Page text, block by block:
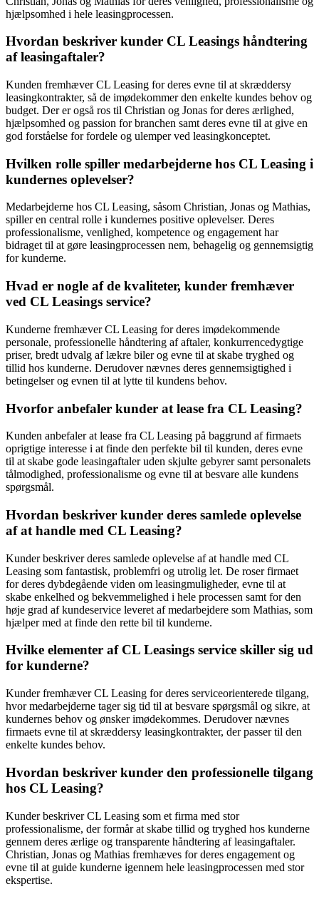
hjælpsomhed i hele leasingprocessen.
Hvordan beskriver kunder CL Leasings håndtering
af leasingaftaler?
Kunden fremhæver CL Leasing for deres evne til at skræddersy
leasingkontrakter, så de imødekommer den enkelte kundes behov og
budget. Der er også ros til Christian og Jonas for deres ærlighed,
hjælpsomhed og passion for branchen samt deres evne til at give en
god forståelse for fordele og ulemper ved leasingkonceptet.
Hvilken rolle spiller medarbejderne hos CL Leasing i
kundernes oplevelser?
Medarbejderne hos CL Leasing, såsom Christian, Jonas og Mathias,
spiller en central rolle i kundernes positive oplevelser. Deres
professionalisme, venlighed, kompetence og engagement har
bidraget til at gøre leasingprocessen nem, behagelig og gennemsigtig
for kunderne.
Hvad er nogle af de kvaliteter, kunder fremhæver
ved CL Leasings service?
Kunderne fremhæver CL Leasing for deres imødekommende
personale, professionelle håndtering af aftaler, konkurrencedygtige
priser, bredt udvalg af lækre biler og evne til at skabe tryghed og
tillid hos kunderne. Derudover nævnes deres gennemsigtighed i
betingelser og evnen til at lytte til kundens behov.
Hvorfor anbefaler kunder at lease fra CL Leasing?
Kunden anbefaler at lease fra CL Leasing på baggrund af firmaets
oprigtige interesse i at finde den perfekte bil til kunden, deres evne
til at skabe gode leasingaftaler uden skjulte gebyrer samt personalets
tålmodighed, professionalisme og evne til at besvare alle kundens
spørgsmål.
Hvordan beskriver kunder deres samlede oplevelse
af at handle med CL Leasing?
Kunder beskriver deres samlede oplevelse af at handle med CL
Leasing som fantastisk, problemfri og utrolig let. De roser firmaet
for deres dybdegående viden om leasingmuligheder, evne til at
skabe enkelhed og bekvemmelighed i hele processen samt for den
høje grad af kundeservice leveret af medarbejdere som Mathias, som
hjælper med at finde den rette bil til kunderne.
Hvilke elementer af CL Leasings service skiller sig ud
for kunderne?
Kunder fremhæver CL Leasing for deres serviceorienterede tilgang,
hvor medarbejderne tager sig tid til at besvare spørgsmål og sikre, at
kundernes behov og ønsker imødekommes. Derudover nævnes
firmaets evne til at skræddersy leasingkontrakter, der passer til den
enkelte kundes behov.
Hvordan beskriver kunder den professionelle tilgang
hos CL Leasing?
Kunder beskriver CL Leasing som et firma med stor
professionalisme, der formår at skabe tillid og tryghed hos kunderne
gennem deres ærlige og transparente håndtering af leasingaftaler.
Christian, Jonas og Mathias fremhæves for deres engagement og
evne til at guide kunderne igennem hele leasingprocessen med stor
ekspertise.